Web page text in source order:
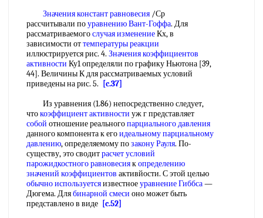
Значения констант равновесия /Ср
рассчитывали поуравнению Вант-Гоффа. Для
рассматриваемогослучая изменениеКх, в
зависимости оттемпературы реакции
иллюстрируется рис. 4. Значения коэффициентов
активности Ку1 определяли по графику Ньютона [39,
44]. Величины К для рассматриваемых условий
приведены на рис. 5.
[c.37]
Из уравнения (1.86) непосредственно следует,
чтокоэффициент активности уж г представляет
собой отношение реальногопарциального давления
данного компонента к егоидеальному парциальному
давлению, определяемому позакону Рауля. По-
существу, это сводитрасчет условий
парожидкостного равновесиякопределению
значений коэффициентов активйости. С этой целью
обычно используетсяизвестноеуравнение Гиббса—
Дюгема. Длябинарной смеси оно может быть
представлено в виде [c.52]